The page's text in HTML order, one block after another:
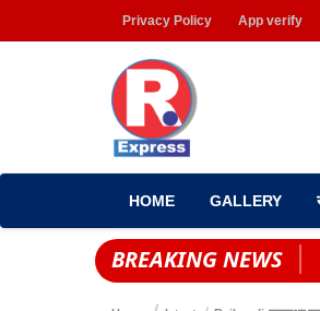
Privacy Policy App verify
HOME GALLERY
BREAKING NEWS